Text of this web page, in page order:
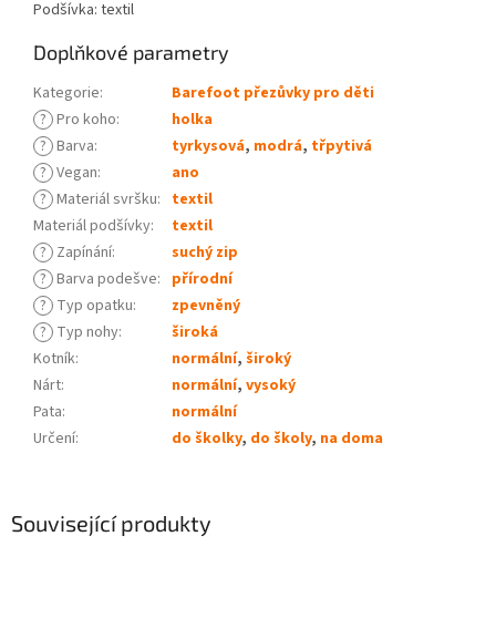
Související produkty
Podšívka: textil
Doplňkové parametry
Kategorie:
Barefoot přezůvky pro děti
? Pro koho:
holka
? Barva: tyrkysová, modrá, třpytivá
? Vegan:
ano
? Materiál svršku: textil
Materiál podšívky:
textil
? Zapínání:
suchý zip
? Barva podešve: přírodní
? Typ opatku:
zpevněný
? Typ nohy:
široká
Kotník: normální, široký
Nárt: normální, vysoký
Pata:
normální
Určení: do školky, do školy, na doma